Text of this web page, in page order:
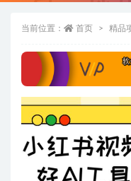
当前位置： 首页 精品